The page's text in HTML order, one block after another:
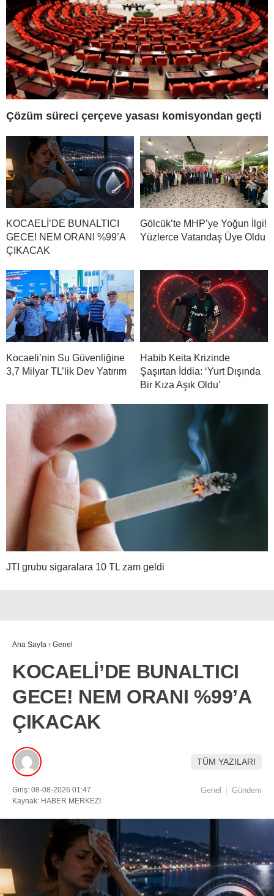
Çözüm süreci çerçeve yasası komisyondan geçti
KOCAELİ’DE BUNALTICI
GECE! NEM ORANI %99’A
ÇIKACAK
Gölcük’te MHP’ye Yoğun İlgi!
Yüzlerce Vatandaş Üye Oldu
Kocaeli’nin Su Güvenliğine
3,7 Milyar TL’lik Dev Yatırım
Habib Keita Krizinde
Şaşırtan İddia: ‘Yurt Dışında
Bir Kıza Aşık Oldu’
JTI grubu sigaralara 10 TL zam geldi
Ana Sayfa › Genel
KOCAELİ’DE BUNALTICI
GECE! NEM ORANI %99’A
ÇIKACAK
TÜM YAZILARI
Giriş: 08-08-2026 01:47
Kaynak: HABER MERKEZI
Genel Gündem